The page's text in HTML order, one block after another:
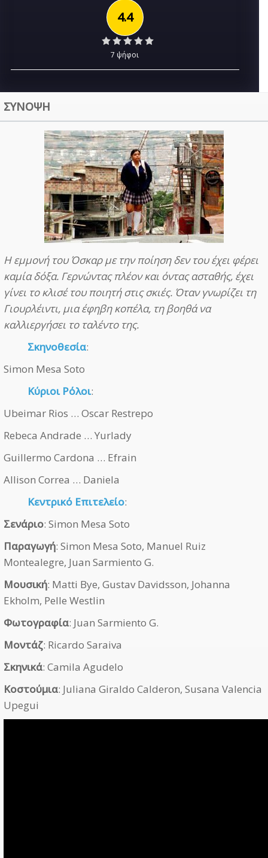
4.4
7 ψήφοι
ΣΥΝΟΨΗ
Η εμμονή του Όσκαρ με την ποίηση δεν του έχει φέρει
καμία δόξα. Γερνώντας πλέον και όντας ασταθής, έχει
γίνει το κλισέ του ποιητή στις σκιές. Όταν γνωρίζει τη
Γιουρλέιντι, μια έφηβη κοπέλα, τη βοηθά να
καλλιεργήσει το ταλέντο της.
Σκηνοθεσία:
Simon Mesa Soto
Κύριοι Ρόλοι:
Ubeimar Rios … Oscar Restrepo
Rebeca Andrade … Yurlady
Guillermo Cardona … Efrain
Allison Correa … Daniela
Κεντρικό Επιτελείο:
Σενάριο: Simon Mesa Soto
Παραγωγή: Simon Mesa Soto, Manuel Ruiz
Montealegre, Juan Sarmiento G.
Μουσική: Matti Bye, Gustav Davidsson, Johanna
Ekholm, Pelle Westlin
Φωτογραφία: Juan Sarmiento G.
Μοντάζ: Ricardo Saraiva
Σκηνικά: Camila Agudelo
Κοστούμια: Juliana Giraldo Calderon, Susana Valencia
Upegui